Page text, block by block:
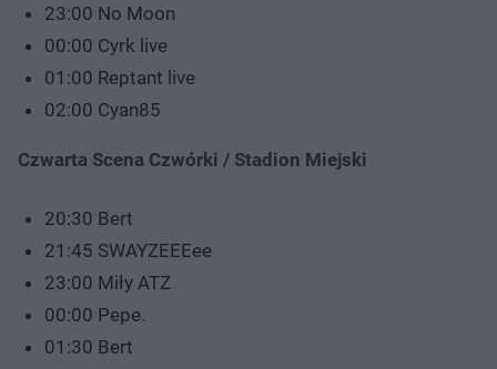
23:00 No Moon
00:00 Cyrk live
01:00 Reptant live
02:00 Cyan85
Czwarta Scena Czwórki / Stadion Miejski
20:30 Bert
21:45 SWAYZEEEee
23:00 Miły ATZ
00:00 Pepe.
01:30 Bert